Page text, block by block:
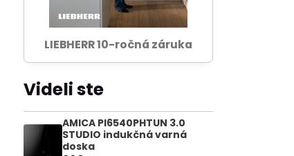
LIEBHERR 10-ročná záruka
Videli ste
AMICA PI6540PHTUN 3.0
STUDIO indukčná varná
doska